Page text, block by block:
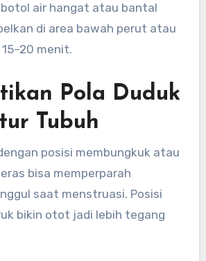
botol air hangat atau bantal
di area bawah perut atau
menit.
Pola Duduk
Tubuh
posisi membungkuk atau
bisa memperparah
saat menstruasi. Posisi
bikin otot jadi lebih tegang